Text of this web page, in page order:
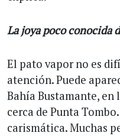
La joya poco conocida
El pato vapor no es
atención. Puede
Bahía Bustamante, en
cerca de Punta
carismática. Muchas